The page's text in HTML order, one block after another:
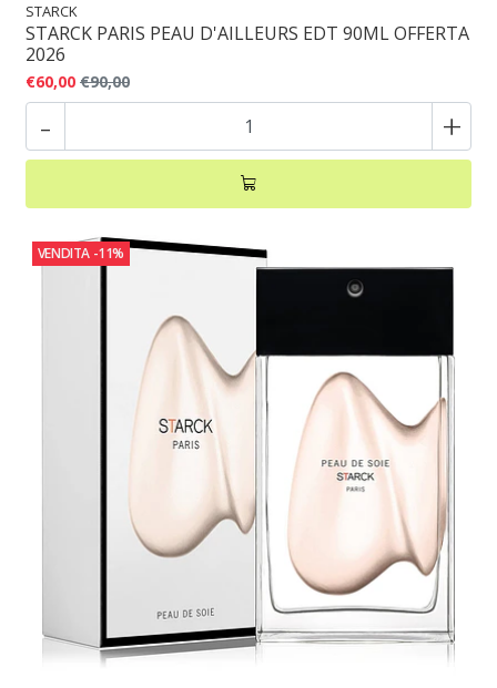
STARCK
STARCK PARIS PEAU D'AILLEURS EDT 90ML OFFERTA
2026
€60,00 €90,00
- +
VENDITA -11%